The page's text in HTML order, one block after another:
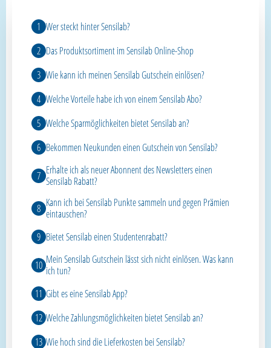
Wer steckt hinter Sensilab?
Das Produktsortiment im Sensilab Online-Shop
Wie kann ich meinen Sensilab Gutschein einlösen?
Welche Vorteile habe ich von einem Sensilab Abo?
Welche Sparmöglichkeiten bietet Sensilab an?
Bekommen Neukunden einen Gutschein von Sensilab?
Erhalte ich als neuer Abonnent des Newsletters einen
Sensilab Rabatt?
Kann ich bei Sensilab Punkte sammeln und gegen Prämien
eintauschen?
Bietet Sensilab einen Studentenrabatt?
Mein Sensilab Gutschein lässt sich nicht einlösen. Was kann
ich tun?
Gibt es eine Sensilab App?
Welche Zahlungsmöglichkeiten bietet Sensilab an?
Wie hoch sind die Lieferkosten bei Sensilab?